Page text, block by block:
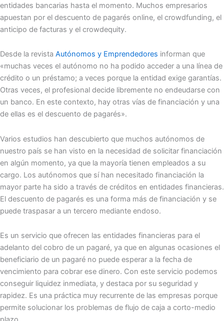
entidades bancarias hasta el momento. Muchos empresarios
apuestan por el descuento de pagarés online, el crowdfunding, el
anticipo de facturas y el crowdequity.
Desde la revista Autónomos y Emprendedores informan que
«muchas veces el autónomo no ha podido acceder a una línea de
crédito o un préstamo; a veces porque la entidad exige garantías.
Otras veces, el profesional decide libremente no endeudarse con
un banco. En este contexto, hay otras vías de financiación y una
de ellas es el descuento de pagarés».
Varios estudios han descubierto que muchos autónomos de
nuestro país se han visto en la necesidad de solicitar financiación
en algún momento, ya que la mayoría tienen empleados a su
cargo. Los autónomos que sí han necesitado financiación la
mayor parte ha sido a través de créditos en entidades financieras.
El descuento de pagarés es una forma más de financiación y se
puede traspasar a un tercero mediante endoso.
Es un servicio que ofrecen las entidades financieras para el
adelanto del cobro de un pagaré, ya que en algunas ocasiones el
beneficiario de un pagaré no puede esperar a la fecha de
vencimiento para cobrar ese dinero. Con este servicio podemos
conseguir liquidez inmediata, y destaca por su seguridad y
rapidez. Es una práctica muy recurrente de las empresas porque
permite solucionar los problemas de flujo de caja a corto-medio